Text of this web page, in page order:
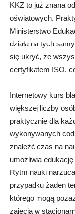
KKZ to już znana
oświatowych.
Ministerstwo
działa na tych
się ukryć, że
certyfikatem ISO,
Internetowy kurs
większej liczby
praktycznie dla
wykonywanych
znaleźć czas na
umożliwia
Rytm nauki
przypadku żaden
którego mogą
zajęcia w